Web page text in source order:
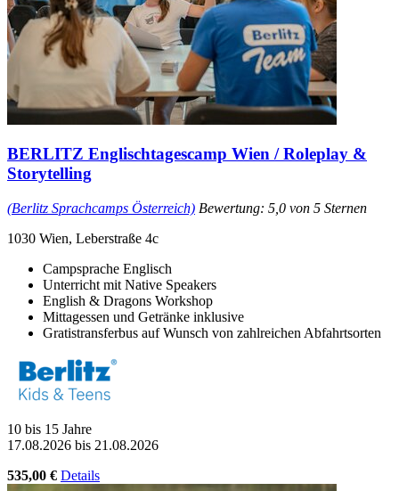
BERLITZ Englischtagescamp Wien / Roleplay &
Storytelling
(Berlitz Sprachcamps Österreich) Bewertung: 5,0 von 5 Sternen
1030 Wien, Leberstraße 4c
Campsprache Englisch
Unterricht mit Native Speakers
English & Dragons Workshop
Mittagessen und Getränke inklusive
Gratistransferbus auf Wunsch von zahlreichen Abfahrtsorten
10 bis 15 Jahre
17.08.2026 bis 21.08.2026
535,00 € Details